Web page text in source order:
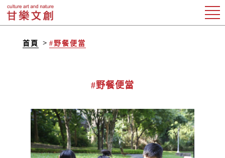
首頁 #野餐便當
#野餐便當